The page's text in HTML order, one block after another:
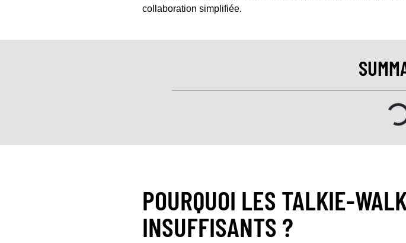
collaboration simplifiée.
POURQUOI LES TALKIE-
INSUFFISANTS ?